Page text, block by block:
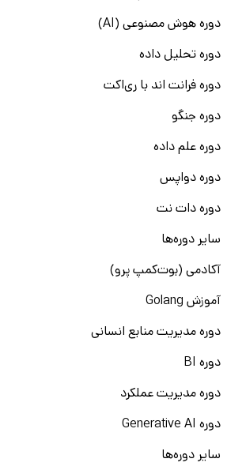
دوره هوش مصنوعی (AI)
دوره تحلیل داده
دوره فرانت اند با ری‌اکت
دوره جنگو
دوره علم داده
دوره دواپس
دوره دات نت
سایر دوره‌ها
آکادمی (بوت‌کمپ پرو)
آموزش Golang
دوره مدیریت منابع انسانی
دوره BI
دوره مدیریت عملکرد
دوره Generative AI
سایر دوره‌ها